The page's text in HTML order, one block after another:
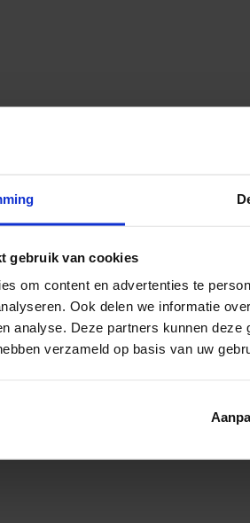
gebruik van cookies
om content en advertenties te
Ook delen we informatie
analyse. Deze partners kunnen
verzameld op basis van uw